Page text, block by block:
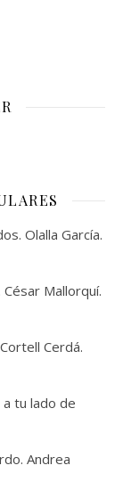
Olalla García.
Mallorquí.
Cerdá.
tu lado de
Andrea